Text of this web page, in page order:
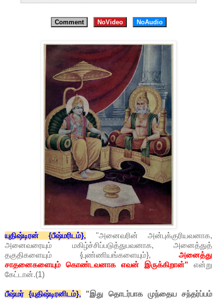
Comment NoVideo NoAudio
யுதிஷ்டிரன் {பீஷ்மரிடம்}, "அனைவரின் அன்புக்குரியவனாக,
அனைவரையும் மகிழ்ச்சிப்படுத்துபவனாக, அனைத்துத்
தகுதிகளையும் {புண்ணியங்களையும்}, அனைத்து
சாதனைகளையும் கொண்டவனாக எவன் இருக்கிறான்" என்று
கேட்டான்.(1)
பீஷ்மர் {யுதிஷ்டிரனிடம்},
"இது தொடர்பாக முந்தைய சந்தர்ப்பம்